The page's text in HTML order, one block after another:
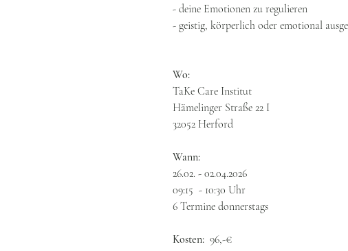
- deine Emotionen zu regulieren
- geistig, körperlich oder emotional
Wo:
TaKe Care Institut
Hämelinger Straße 22 I
32052 Herford
Wann:
26.02. - 02.04.2026
09:15  - 10:30 Uhr
6 Termine donnerstags
Kosten: 96,-€